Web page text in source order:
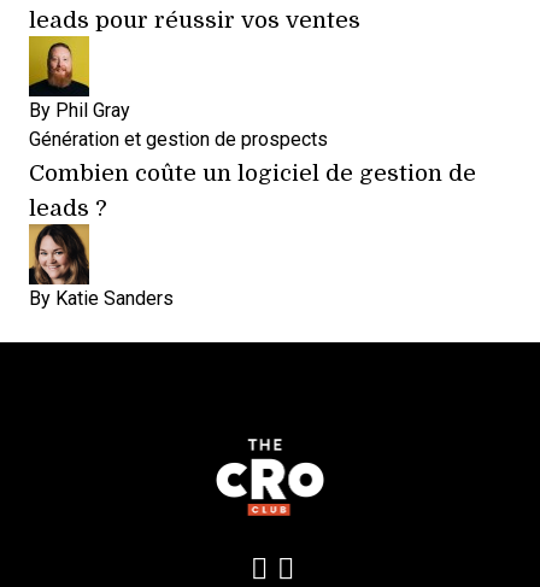
leads pour réussir vos ventes
By Phil Gray
Génération et gestion de prospects
Combien coûte un logiciel de gestion de
leads ?
By Katie Sanders
Add us on LinkedIn
Follow us on